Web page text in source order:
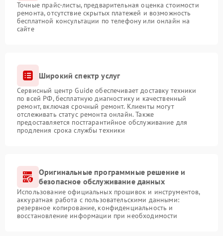
Точные прайс-листы, предварительная оценка стоимости
ремонта, отсутствие скрытых платежей и возможность
бесплатной консультации по телефону или онлайн на
сайте
Широкий спектр услуг
Сервисный центр Guide обеспечивает доставку техники
по всей РФ, бесплатную диагностику и качественный
ремонт, включая срочный ремонт. Клиенты могут
отслеживать статус ремонта онлайн. Также
предоставляется постгарантийное обслуживание для
продления срока службы техники
Оригинальные программные решение и
безопасное обслуживание данных
Использование официальных прошивок и инструментов,
аккуратная работа с пользовательскими данными:
резервное копирование, конфиденциальность и
восстановление информации при необходимости